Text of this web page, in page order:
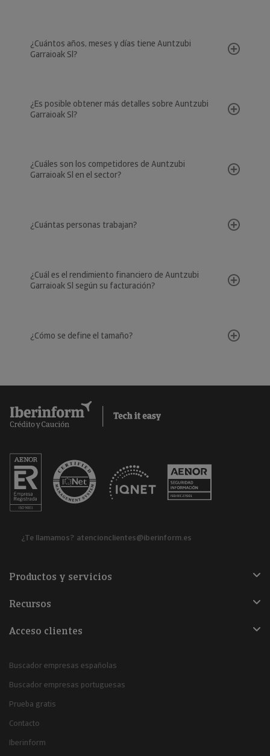
¿Cuántos años, meses y días tiene Auntzubi
Garraioak Sl?
¿Es posible obtener más detalles sobre Auntzubi
Garraioak Sl?
¿Cuáles son los competidores de Auntzubi
Garraioak Sl en el sector?
¿Cuántas personas trabajan?
¿Cuál es el rendimiento financiero de Auntzubi
Garraioak Sl según su facturación?
¿Cómo se define el tamaño?
¿Te llamamos? atencionclientes@iberinform.es
Productos y servicios
Recursos
Acceso clientes
Buscador empresas españolas
Buscador empresas portuguesas
Prueba gratis
Contacto
Iberinform